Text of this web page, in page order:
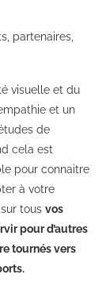
partenaires,
visuelle et du
et un
de
cela est
pour connaitre
à votre
tous vos
pour d’autres
tournés vers